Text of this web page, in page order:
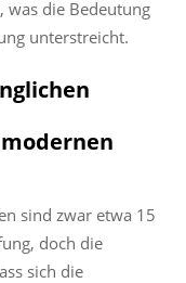
was die Bedeutung
unterstreicht.
sind zwar etwa 15
doch die
sich die